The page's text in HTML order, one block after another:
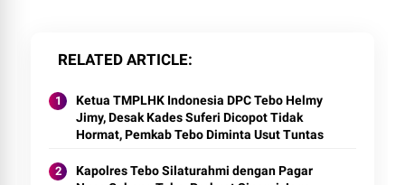
RELATED ARTICLE
Ketua TMPLHK Indonesia DPC Tebo Helmy
Jimy, Desak Kades Suferi Dicopot Tidak
Hormat, Pemkab Tebo Diminta Usut Tuntas
Kapolres Tebo Silaturahmi dengan Pagar